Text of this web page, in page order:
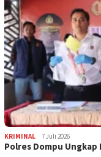
KRIMINAL 7 Juli 2026
Polres Dompu Ungkap